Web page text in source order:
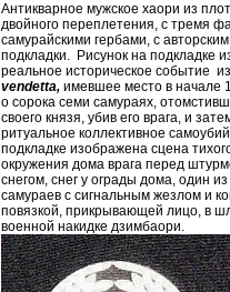
Антикварное мужское хаори из
двойного переплетения, с тремя
самурайскими гербами, с
подкладки. Рисунок на подкладке
реальное историческое событие
vendetta,имевшее место в начале
о сорока семи самураях,
своего князя, убив его врага, и
ритуальное коллективное
подкладке изображена сцена
окружения дома врага перед
снегом, снег у ограды дома, один
самураев с сигнальным жезлом и
повязкой, прикрывающей лицо, в
военной накидке дзимбаори.